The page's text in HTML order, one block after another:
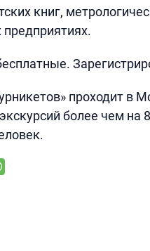
книг,
предприятиях.
проходит в
более чем на